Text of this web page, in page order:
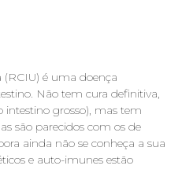
(RCIU) é uma doença
Não tem cura definitiva,
intestino grosso), mas tem
são parecidos com os de
ainda não se conheça a sua
e auto-imunes estão